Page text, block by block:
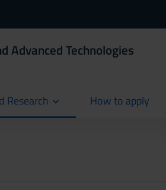
Advanced Technologies
Research How to apply
current